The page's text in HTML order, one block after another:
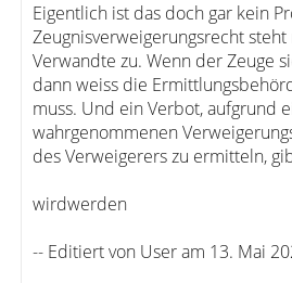
Eigentlich ist das doch gar kein
Zeugnisverweigerungsrecht
Verwandte zu. Wenn der Zeuge
dann weiss die
muss. Und ein Verbot, aufgrund
wahrgenommenen
des Verweigerers zu ermitteln,
wirdwerden
-- Editiert von User am 13. Mai